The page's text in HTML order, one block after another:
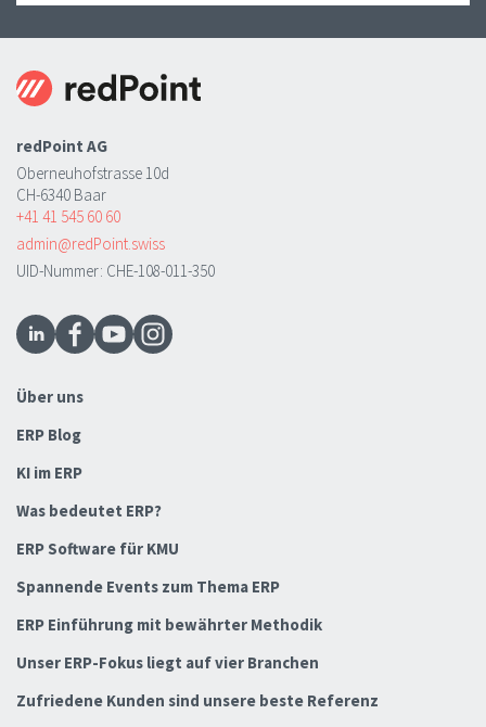
redPoint AG
Oberneuhofstrasse 10d
CH-6340 Baar
+41 41 545 60 60
admin@redPoint.swiss
UID-Nummer: CHE-108-011-350
Über uns
ERP Blog
KI im ERP
Was bedeutet ERP?
ERP Software für KMU
Spannende Events zum Thema ERP
ERP Einführung mit bewährter Methodik
Unser ERP-Fokus liegt auf vier Branchen
Zufriedene Kunden sind unsere beste Referenz